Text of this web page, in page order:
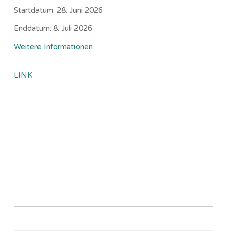
Startdatum: 28. Juni 2026
Enddatum: 8. Juli 2026
Weitere Informationen
LINK